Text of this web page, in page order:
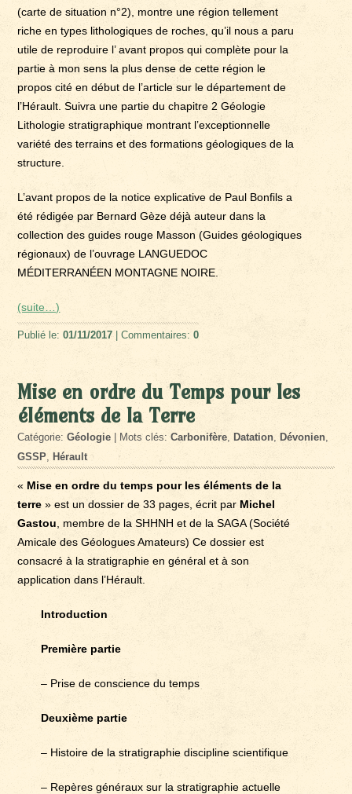
(carte de situation n°2), montre une région tellement
riche en types lithologiques de roches, qu’il nous a paru
utile de reproduire l’ avant propos qui complète pour la
partie à mon sens la plus dense de cette région le
propos cité en début de l’article sur le département de
l’Hérault. Suivra une partie du chapitre 2 Géologie
Lithologie stratigraphique montrant l’exceptionnelle
variété des terrains et des formations géologiques de la
structure.
L’avant propos de la notice explicative de Paul Bonfils a
été rédigée par Bernard Gèze déjà auteur dans la
collection des guides rouge Masson (Guides géologiques
régionaux) de l’ouvrage LANGUEDOC
MÉDITERRANÉEN MONTAGNE NOIRE.
(suite…)
Publié le:01/11/2017 | Commentaires:0
Mise en ordre du Temps pour les
éléments de la Terre
Catégorie:Géologie | Mots clés:Carbonifère Datation ,Dévonien
GSSP Hérault
« Mise en ordre du temps pour les éléments de la
terre » est un dossier de 33 pages, écrit par Michel
Gastou , membre de la SHHNH et de la SAGA (Société
Amicale des Géologues Amateurs) Ce dossier est
consacré à la stratigraphie en général et à son
application dans l’Hérault.
Introduction
Première partie
– Prise de conscience du temps
Deuxième partie
– Histoire de la stratigraphie discipline scientifique
– Repères généraux sur la stratigraphie actuelle